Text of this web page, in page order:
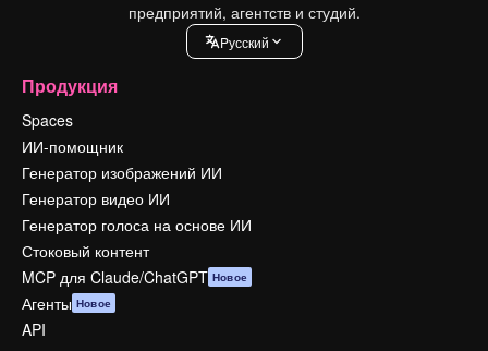
предприятий, агентств и студий.
Pусский
Продукция
Spaces
ИИ-помощник
Генератор изображений ИИ
Генератор видео ИИ
Генератор голоса на основе ИИ
Стоковый контент
MCP для Claude/ChatGPT Новое
Агенты Новое
API